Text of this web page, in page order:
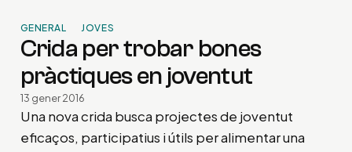
GENERAL JOVES
Crida per trobar bones
pràctiques en joventut
13 gener 2016
Una nova crida busca projectes de joventut
eficaços, participatius i útils per alimentar una